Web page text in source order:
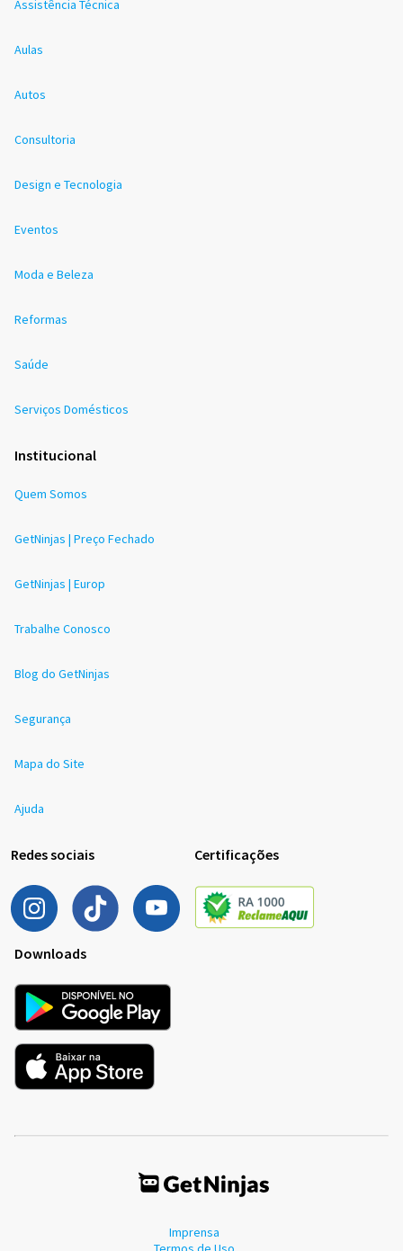
Assistência Técnica
Aulas
Autos
Consultoria
Design e Tecnologia
Eventos
Moda e Beleza
Reformas
Saúde
Serviços Domésticos
Institucional
Quem Somos
GetNinjas | Preço Fechado
GetNinjas | Europ
Trabalhe Conosco
Blog do GetNinjas
Segurança
Mapa do Site
Ajuda
Redes sociais Certificações
Downloads
Imprensa